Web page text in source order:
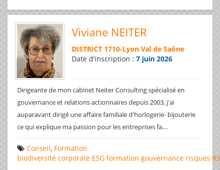
Viviane NEITER
DISTRICT 1710-Lyon Val de Saône
Date d'inscription : 7 juin 2026
Dirigeante de mon cabinet Neiter Consulting spécialisé en
gouvernance et relations actionnaires depuis 2003, j'ai
auparavant dirigé une affaire familiale d'horlogerie- bijouterie
ce qui explique ma passion pour les entreprises fa...
Conseil, Formation
biodiversité corporate ESG formation gouvernance risques